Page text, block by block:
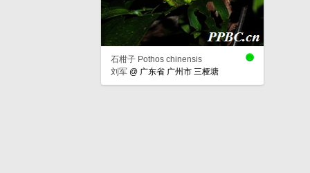
石柑子 Pothos chinensis
刘军 @广东省 广州市 三桠塘